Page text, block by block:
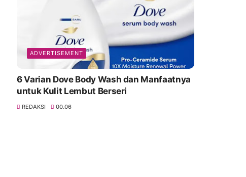
ADVERTISEMENT
6 Varian Dove Body Wash dan Manfaatnya
untuk Kulit Lembut Berseri
REDAKSI 00.06